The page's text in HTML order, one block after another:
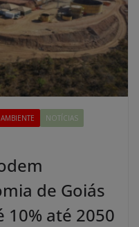
NOTÍCIAS
de Goiás
10% até 2050